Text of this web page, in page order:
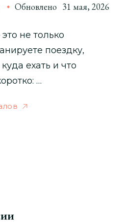
Обновлено 31 мая, 2026
не только
поездку,
ехать и что
…